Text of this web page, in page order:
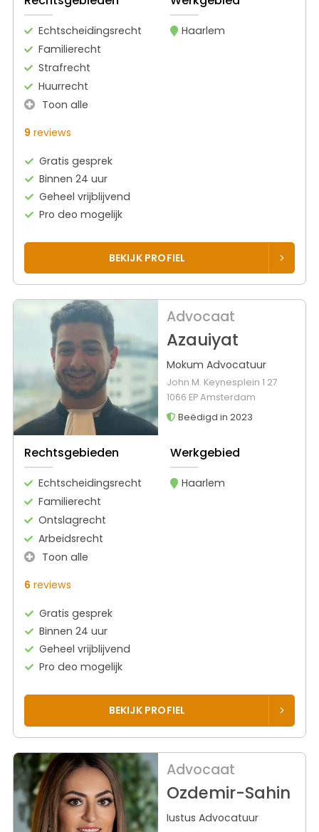
Echtscheidingsrecht
Familierecht
Strafrecht
Huurrecht
Toon alle
Haarlem
9 reviews
Gratis gesprek
Binnen 24 uur
Geheel vrijblijvend
Pro deo mogelijk
BEKIJK PROFIEL
Advocaat
Azauiyat
Mokum Advocatuur
John M. Keynesplein 1 27
1066 EP Amsterdam
Beëdigd in 2023
Rechtsgebieden
Echtscheidingsrecht
Familierecht
Ontslagrecht
Arbeidsrecht
Toon alle
Werkgebied
Haarlem
6 reviews
Gratis gesprek
Binnen 24 uur
Geheel vrijblijvend
Pro deo mogelijk
BEKIJK PROFIEL
Advocaat
Ozdemir-Sahin
Iustus Advocatuur